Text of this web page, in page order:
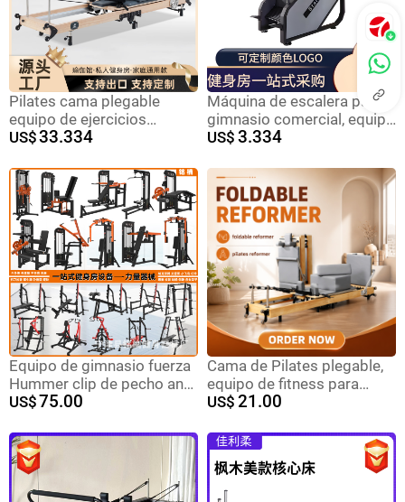
Pilates cama plegable
equipo de ejercicios
deportivos cama de yoga
árbol de arce core Pilates
US$33.334
Máquina de escalera para
gimnasio comercial, equipo
aeróbico, escaladora
US$ 3.334
Equipo de gimnasio fuerza
Hummer clip de pecho anti-
pájaro torre empuja los
y externos piernas
estiradas y dobladas
conjunto completo de
equipo de entrenamiento
US$75.00
Cama de Pilates plegable,
equipo de fitness para
entrenamiento comercial
reformer.
US$ 21.00